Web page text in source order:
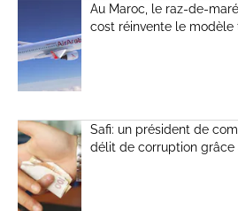
Au Maroc, le raz-de-
cost réinvente le modèle
Safi: un président de
délit de corruption grâce